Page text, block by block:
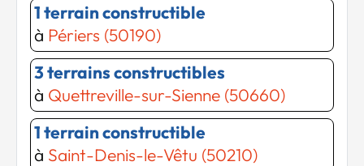
1 terrain constructible
à Périers (50190)
3 terrains constructibles
à Quettreville-sur-Sienne (50660)
1 terrain constructible
à Saint-Denis-le-Vêtu (50210)